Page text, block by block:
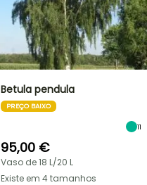
Betula pendula
PREÇO BAIXO
11
95,00 €
Vaso de 18 L/20 L
Existe em 4 tamanhos